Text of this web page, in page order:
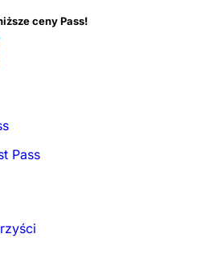
Pass
Godziny i czas trwania